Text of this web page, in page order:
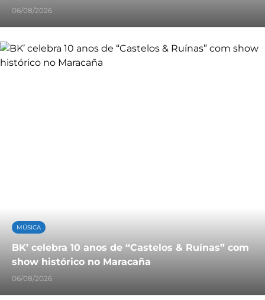
06/08/2026
MÚSICA
BK’ celebra 10 anos de “Castelos & Ruínas” com
show histórico no Maracaña
06/08/2026